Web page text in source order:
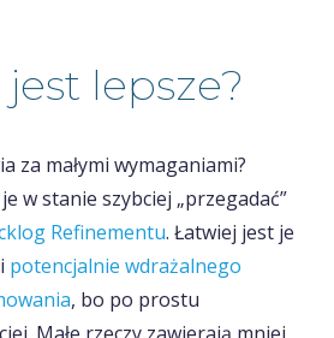
lepsze?
za małymi wymaganiami?
w stanie szybciej „przegadać”
Refinementu. Łatwiej jest je
potencjalnie wdrażalnego
, bo po prostu